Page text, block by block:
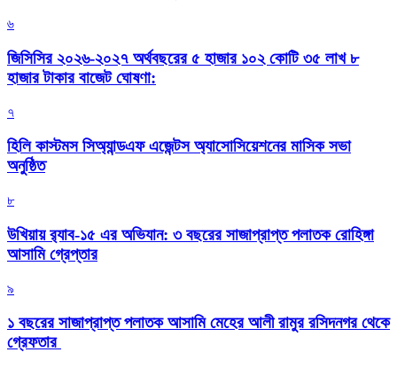
৬
জিসিসির ২০২৬-২০২৭ অর্থবছরের ৫ হাজার ১০২ কোটি ৩৫ লাখ ৮
হাজার টাকার বাজেট ঘোষণা:
৭
হিলি কাস্টমস সিঅ্যান্ডএফ এজেন্টস অ্যাসোসিয়েশনের মাসিক সভা
অনুষ্ঠিত
৮
উখিয়ায় র‍্যাব-১৫ এর অভিযান: ৩ বছরের সাজাপ্রাপ্ত পলাতক রোহিঙ্গা
আসামি গ্রেপ্তার
৯
১ বছরের সাজাপ্রাপ্ত পলাতক আসামি মেহের আলী রামুর রসিদনগর থেকে
গ্রেফতার ‎